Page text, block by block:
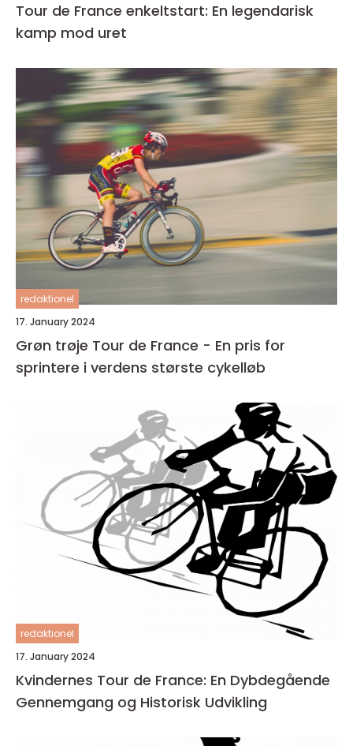
Tour de France enkeltstart: En legendarisk
kamp mod uret
redaktionel
17. January 2024
Grøn trøje Tour de France - En pris for
sprintere i verdens største cykelløb
redaktionel
17. January 2024
Kvindernes Tour de France: En Dybdegående
Gennemgang og Historisk Udvikling